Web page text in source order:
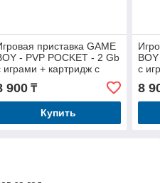
приставка GAME
- PVP POCKET - 2 Gb
играми + картридж с
играми + кабель к TV,
900₸
Купить
с
8